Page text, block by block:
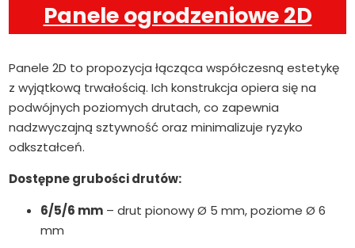
Panele ogrodzeniowe 2D
Panele 2D to propozycja łącząca współczesną estetykę
z wyjątkową trwałością. Ich konstrukcja opiera się na
podwójnych poziomych drutach, co zapewnia
nadzwyczajną sztywność oraz minimalizuje ryzyko
odkształceń.
Dostępne grubości drutów:
6/5/6 mm – drut pionowy Ø 5 mm, poziome Ø 6
mm